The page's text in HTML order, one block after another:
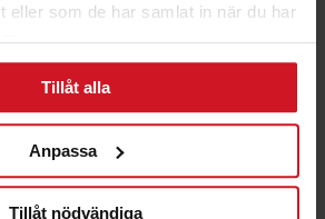
eller som de har samlat in när du har
Tillåt alla
Anpassa
Tillåt nödvändiga